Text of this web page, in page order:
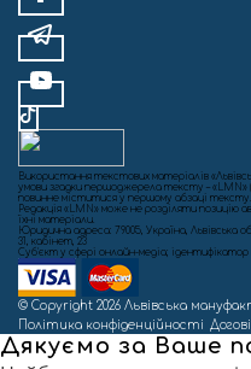
Використання текстових матеріалів
умови згадки першоджерела тексту – «LMN»
повинне міститися у першому абзаці тексту.
Редакція «LMN» може не розділяти позицію
їхні матеріали.
Юридична адреса: 79005, Україна, Львівська
31, кабінет, 23
Cуб'єкт у сфері онлайн-медіа; ідентифікатор
© Copyright 2026 Львівська
Політика конфіденційності
Дякуємо за Ваше